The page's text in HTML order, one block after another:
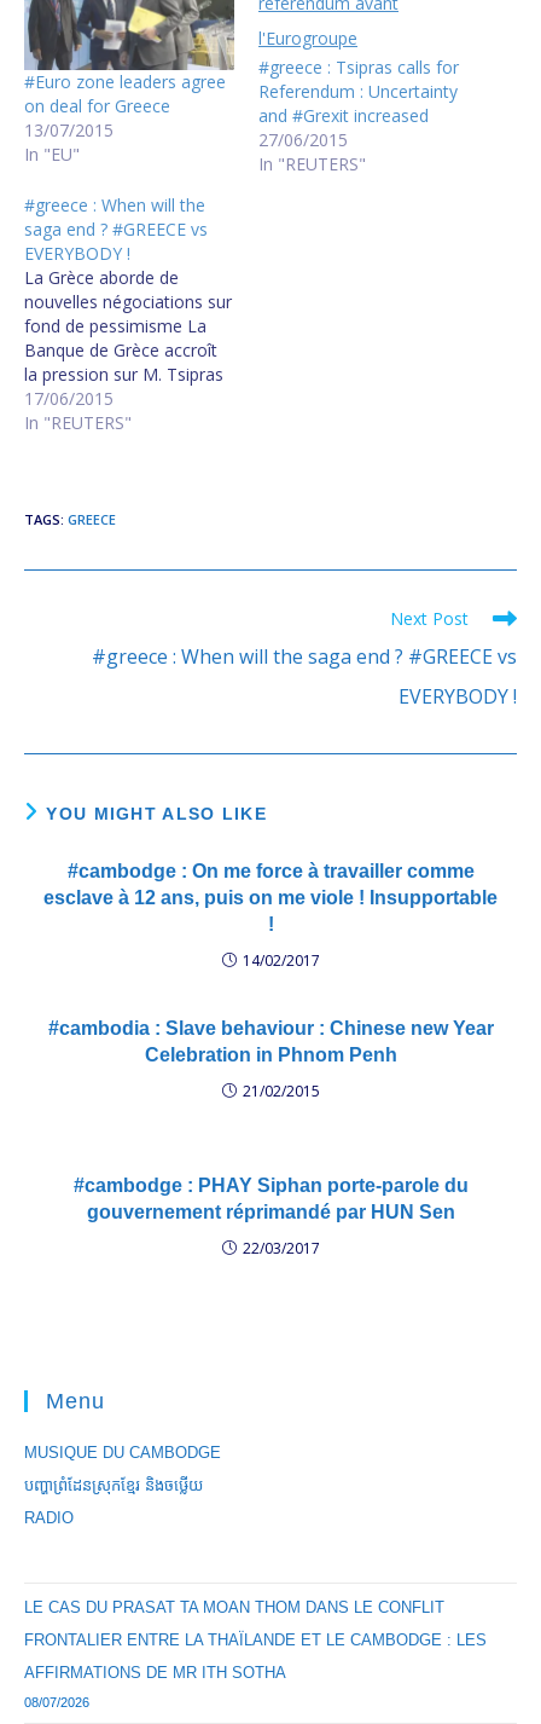
#Euro zone leaders agree
on deal for Greece
13/07/2015
In "EU"
#greece : Tsipras calls for
Referendum : Uncertainty
and #Grexit increased
27/06/2015
In "REUTERS"
#greece : When will the
saga end ? #GREECE vs
EVERYBODY !
La Grèce aborde de
nouvelles négociations sur
fond de pessimisme La
Banque de Grèce accroît
la pression sur M. Tsipras
Grèce : les six sujets qui
fâchent encore Athènes
sourds entre Athènes et
and…
17/06/2015
In "REUTERS"
TAGS: GREECE
Next Post
#greece : When will the saga end ? #GREECE vs
EVERYBODY !
YOU MIGHT ALSO LIKE
#cambodge : On me force à travailler comme
esclave à 12 ans, puis on me viole ! Insupportable
!
14/02/2017
#cambodia : Slave behaviour : Chinese new Year
Celebration in Phnom Penh
21/02/2015
#cambodge : PHAY Siphan porte-parole du
gouvernement réprimandé par HUN Sen
22/03/2017
Menu
MUSIQUE DU CAMBODGE
បញ្ហាព្រំដែនស្រុកខ្មែរ និងចឞ្លើយ
RADIO
LE CAS DU PRASAT TA MOAN THOM DANS LE CONFLIT
FRONTALIER ENTRE LA THAÏLANDE ET LE CAMBODGE : LES
AFFIRMATIONS DE MR ITH SOTHA
08/07/2026